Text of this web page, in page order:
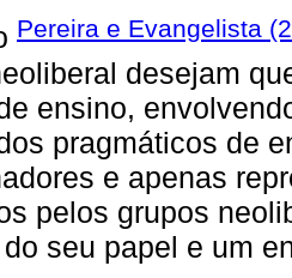
Pereira e Evangelista
desejam
ensino,
pragmáticos de
e apenas
pelos grupos
seu papel e um